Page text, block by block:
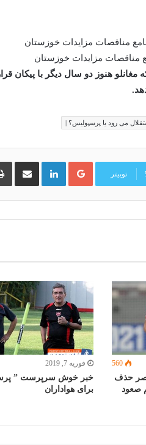
مناقصات مزایدات خوزستان
هنوز دو سال دیگر با پیکان
می رود یا پرسپولیس؟ |
توییتر
گوگل
پلاس
لینکدین
560
حذف
صعود
فوریه 7, 2019
خبر خوش سرپرست ”
برای هواداران